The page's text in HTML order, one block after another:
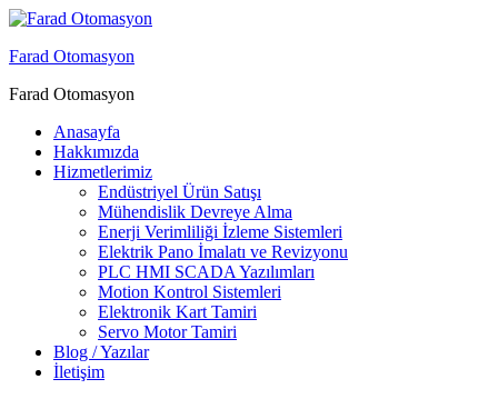
Menu
Farad Otomasyon
Farad Otomasyon
Anasayfa
Hakkımızda
Hizmetlerimiz
Endüstriyel Ürün Satışı
Mühendislik Devreye Alma
Enerji Verimliliği İzleme Sistemleri
Elektrik Pano İmalatı ve Revizyonu
PLC HMI SCADA Yazılımları
Motion Kontrol Sistemleri
Elektronik Kart Tamiri
Servo Motor Tamiri
Blog / Yazılar
İletişim